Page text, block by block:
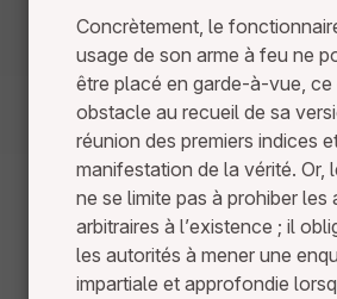
Concrètement, le
usage de son arme à feu ne
être placé en garde-à-vue, ce
obstacle au recueil de sa
réunion des premiers indices
manifestation de la vérité. Or,
ne se limite pas à prohiber les
arbitraires à l’existence ; il
les autorités à mener une
impartiale et approfondie